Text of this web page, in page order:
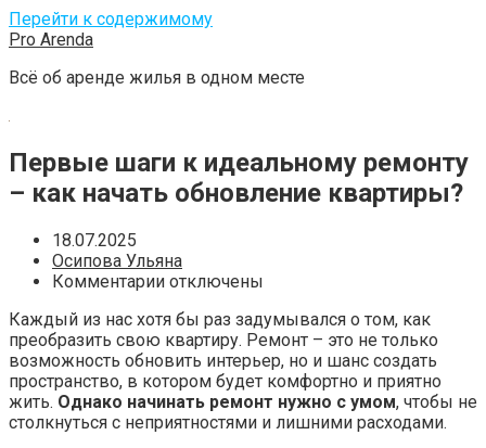
Перейти к содержимому
Pro Arenda
Всё об аренде жилья в одном месте
Первые шаги к идеальному ремонту
– как начать обновление квартиры?
18.07.2025
Осипова Ульяна
Комментарии отключены
Каждый из нас хотя бы раз задумывался о том, как
преобразить свою квартиру. Ремонт – это не только
возможность обновить интерьер, но и шанс создать
пространство, в котором будет комфортно и приятно
жить. Однако начинать ремонт нужно с умом, чтобы не
столкнуться с неприятностями и лишними расходами.